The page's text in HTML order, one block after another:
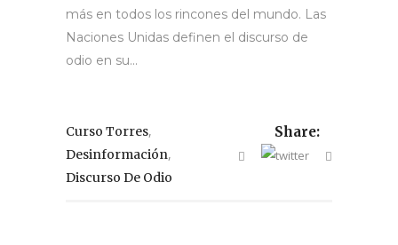
más en todos los rincones del mundo. Las
Naciones Unidas definen el discurso de
odio en su...
Curso Torres,
Desinformación,
Discurso De Odio
Share: